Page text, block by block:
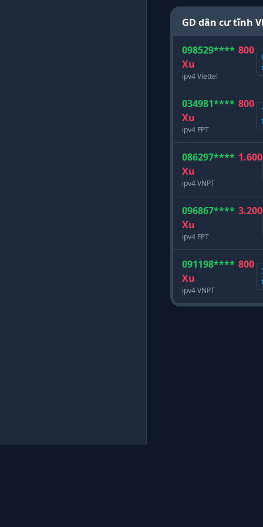
GD dân cư tĩnh
098529**** 800
Xu
ipv4 Viettel
034981**** 800
Xu
ipv4 FPT
086297**** 1.600
Xu
ipv4 VNPT
096867**** 3.200
Xu
ipv4 FPT
091198**** 800
Xu
ipv4 VNPT